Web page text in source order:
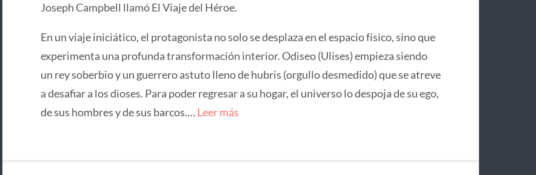
Joseph Campbell llamó El Viaje del Héroe.
En un viaje iniciático, el protagonista no solo se desplaza en el espacio físico, sino que
experimenta una profunda transformación interior. Odiseo (Ulises) empieza siendo
un rey soberbio y un guerrero astuto lleno de hubris (orgullo desmedido) que se atreve
a desafiar a los dioses. Para poder regresar a su hogar, el universo lo despoja de su ego,
de sus hombres y de sus barcos.…Leer más